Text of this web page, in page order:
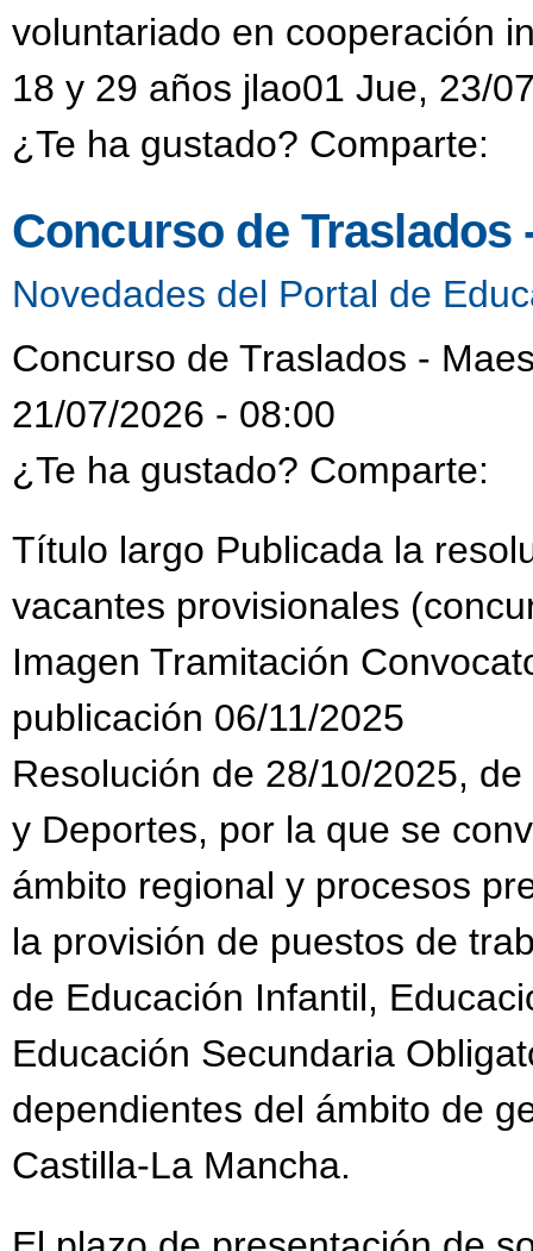
voluntariado en cooperación
18 y 29 años jlao01 Jue, 23/
¿Te ha gustado? Comparte:
Concurso de Traslados
Novedades del Portal de
Concurso de Traslados -
21/07/2026 - 08:00
¿Te ha gustado? Comparte:
Título largo Publicada la
vacantes provisionales
Imagen Tramitación
publicación 06/11/2025
Resolución de 28/10/2025,
y Deportes, por la que se
ámbito regional y procesos
la provisión de puestos de
de Educación Infantil,
Educación Secundaria
dependientes del ámbito de
Castilla-La Mancha.